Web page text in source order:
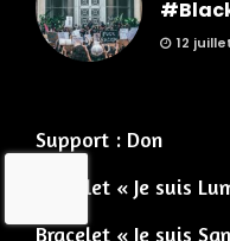
12
Support : Don
Bracelet « Je suis
Bracelet « Je suis